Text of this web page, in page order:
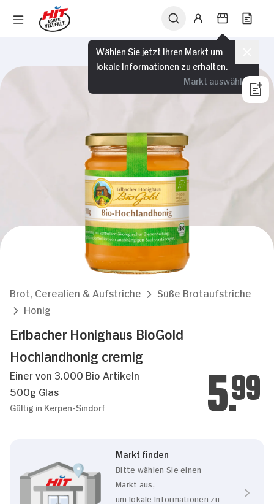
Wählen Sie jetzt Ihren Markt um
lokale Informationen zu erhalten.
Markt auswählen
Brot, Cerealien & Aufstriche
Süße Brotaufstriche
Honig
Erlbacher Honighaus BioGold
Hochlandhonig cremig
Einer von 3.000 Bio Artikeln
500g Glas
Gültig in Kerpen-Sindorf 5.99
Markt finden
Bitte wählen Sie einen
Markt aus,
um lokale Informationen zu